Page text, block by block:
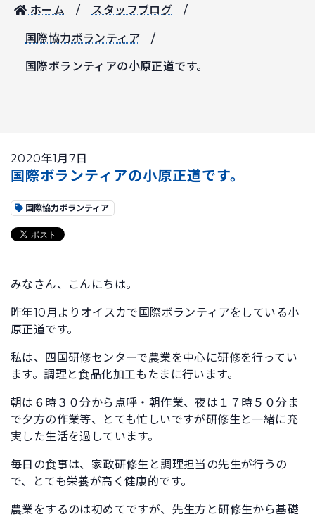
ホーム スタッフブログ
国際協力ボランティア
国際ボランティアの小原正道です。
2020年1月7日
国際ボランティアの小原正道です。
国際協力ボランティア
みなさん、こんにちは。
昨年10月よりオイスカで国際ボランティアをしている小
原正道です。
私は、四国研修センターで農業を中心に研修を行ってい
ます。調理と食品化加工もたまに行います。
朝は６時３０分から点呼・朝作業、夜は１７時５０分ま
で夕方の作業等、とても忙しいですが研修生と一緒に充
実した生活を過しています。
毎日の食事は、家政研修生と調理担当の先生が行うの
で、とても栄養が高く健康的です。
農業をするのは初めてですが、先生方と研修生から基礎